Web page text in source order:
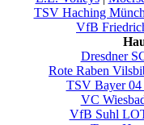
TSV Haching
VfB
Dresdner
Rote Raben
TSV Bayer 04
VC
VfB Suhl